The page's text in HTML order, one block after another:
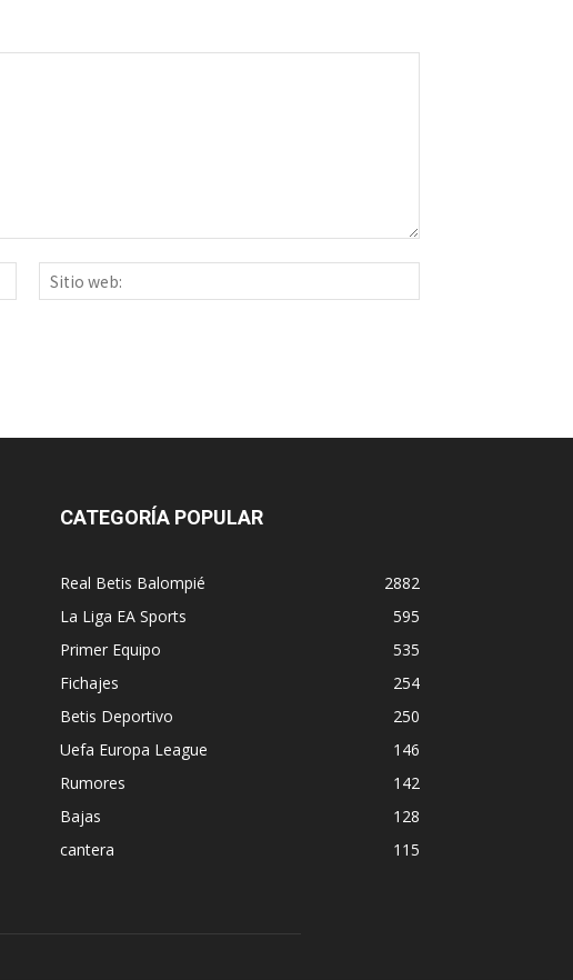
Correo
electrónico:*
web:
CATEGORÍA POPULAR
Real Betis Balompié
2882
La Liga EA Sports
595
Primer Equipo
535
Fichajes
254
Betis Deportivo
250
Uefa Europa League
146
Rumores
142
Bajas
128
cantera
115